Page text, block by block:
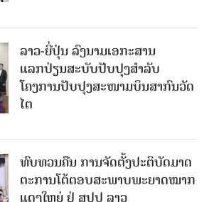
ລາວ-ຍີ່ປຸ່ນ ລົງນາມເອກະສານ
ແລກປ່ຽນສະບັບປັບປຸງສໍາລັບ
ໂຄງການປັບປຸງສະໜາມບິນສາກົນວັດ
ໄຕ
ທົບທວນຄືນ ການຈັດຕັ້ງປະຕິບັດມາດ
ຕະການໂຕ້ຕອບສະພາບພະຍາດໝາກ
ແດງໃຫຍ່ ຢູ່ ສປປ ລາວ